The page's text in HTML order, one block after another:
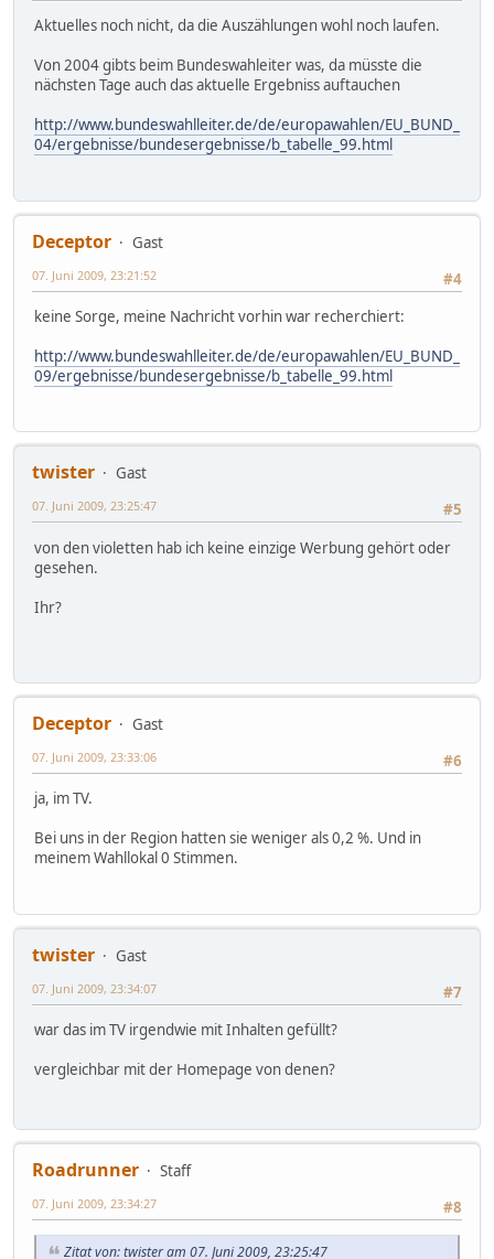
Aktuelles noch nicht, da die Auszählungen wohl noch laufen.
Von 2004 gibts beim Bundeswahleiter was, da müsste die
nächsten Tage auch das aktuelle Ergebniss auftauchen
http://www.bundeswahlleiter.de/de/europawahlen/EU_BUND_
04/ergebnisse/bundesergebnisse/b_tabelle_99.html
Deceptor
Gast
#4
07. Juni 2009, 23:21:52
keine Sorge, meine Nachricht vorhin war recherchiert:
http://www.bundeswahlleiter.de/de/europawahlen/EU_BUND_
09/ergebnisse/bundesergebnisse/b_tabelle_99.html
twister
Gast
#5
07. Juni 2009, 23:25:47
von den violetten hab ich keine einzige Werbung gehört oder
gesehen.
Ihr?
Deceptor
Gast
#6
07. Juni 2009, 23:33:06
ja, im TV.
Bei uns in der Region hatten sie weniger als 0,2 %. Und in
meinem Wahllokal 0 Stimmen.
twister
Gast
#7
07. Juni 2009, 23:34:07
war das im TV irgendwie mit Inhalten gefüllt?
vergleichbar mit der Homepage von denen?
Roadrunner
Staff
#8
07. Juni 2009, 23:34:27
Zitat von: twister am 07. Juni 2009, 23:25:47